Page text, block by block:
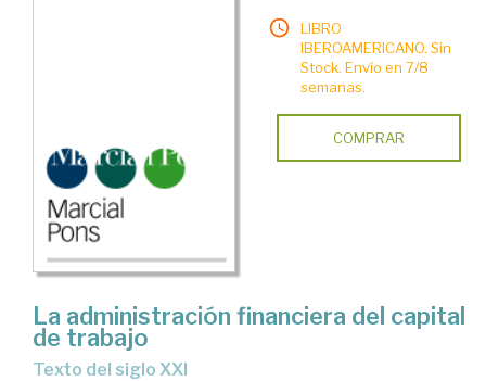
LIBRO
IBEROAMERICANO. Sin
Stock. Envío en 7/8
semanas.
COMPRAR
La administración financiera del capital
de trabajo
texto del siglo XXI